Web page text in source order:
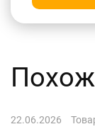
22.06.2026